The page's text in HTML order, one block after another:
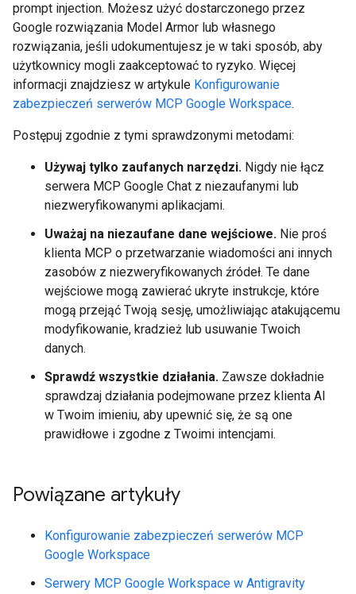
prompt injection. Możesz użyć dostarczonego przez
Google rozwiązania Model Armor lub własnego
rozwiązania, jeśli udokumentujesz je w taki sposób, aby
użytkownicy mogli zaakceptować to ryzyko. Więcej
informacji znajdziesz w artykule Konfigurowanie
zabezpieczeń serwerów MCP Google Workspace.
Postępuj zgodnie z tymi sprawdzonymi metodami:
Używaj tylko zaufanych narzędzi. Nigdy nie łącz
serwera MCP Google Chat z niezaufanymi lub
niezweryfikowanymi aplikacjami.
Uważaj na niezaufane dane wejściowe. Nie proś
klienta MCP o przetwarzanie wiadomości ani innych
zasobów z niezweryfikowanych źródeł. Te dane
wejściowe mogą zawierać ukryte instrukcje, które
mogą przejąć Twoją sesję, umożliwiając atakującemu
modyfikowanie, kradzież lub usuwanie Twoich
danych.
Sprawdź wszystkie działania. Zawsze dokładnie
sprawdzaj działania podejmowane przez klienta AI
w Twoim imieniu, aby upewnić się, że są one
prawidłowe i zgodne z Twoimi intencjami.
Powiązane artykuły
Konfigurowanie zabezpieczeń serwerów MCP
Google Workspace
Serwery MCP Google Workspace w Antigravity